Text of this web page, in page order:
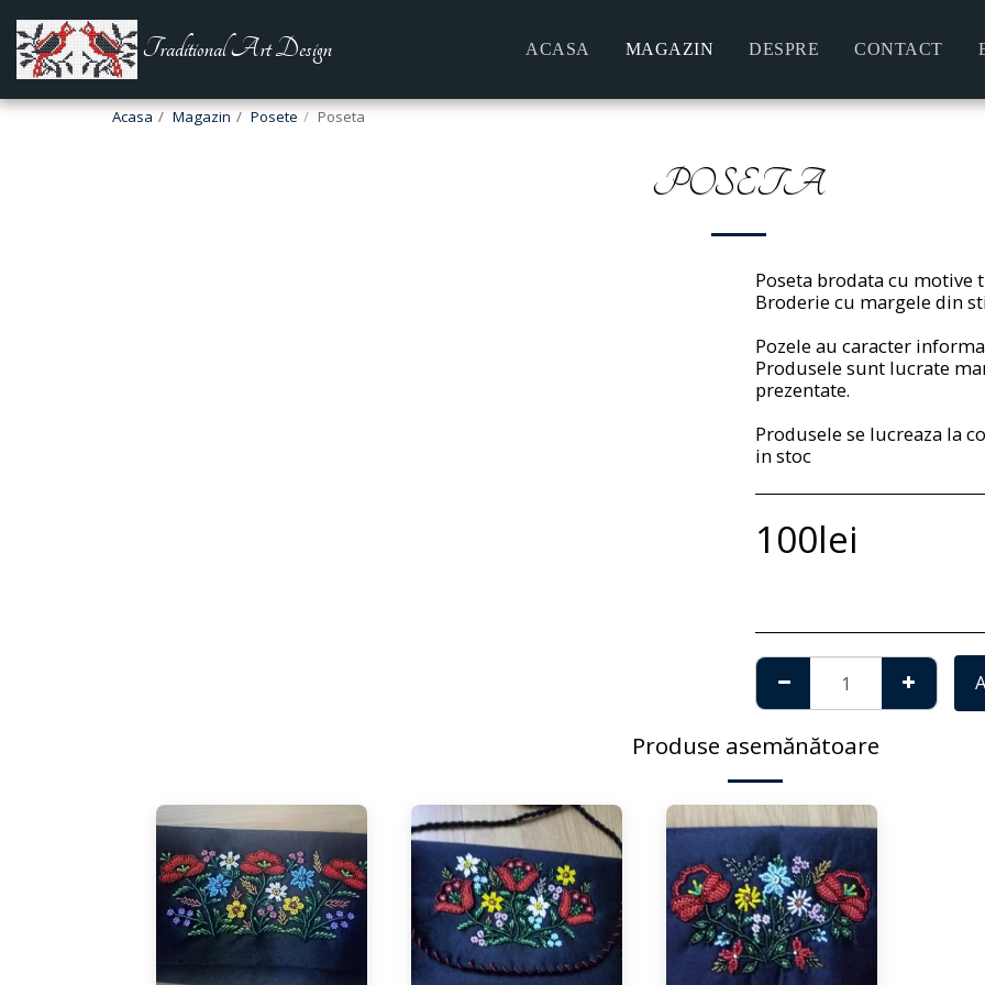
Traditional Art Design ACASA MAGAZIN DESPRE CONTACT
Acasa Magazin Posete Poseta
POSETA
Poseta brodata cu motive
Broderie cu margele din
Pozele au caracter
Produsele sunt lucrate
prezentate.
Produsele se lucreaza la
in stoc
100lei
Produse asemănătoare